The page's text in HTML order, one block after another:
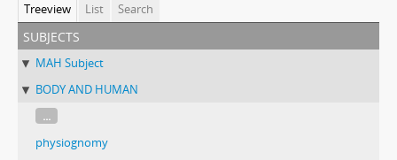
Treeview List Search
subjects
MAH Subject
BODY AND HUMAN
...
physiognomy